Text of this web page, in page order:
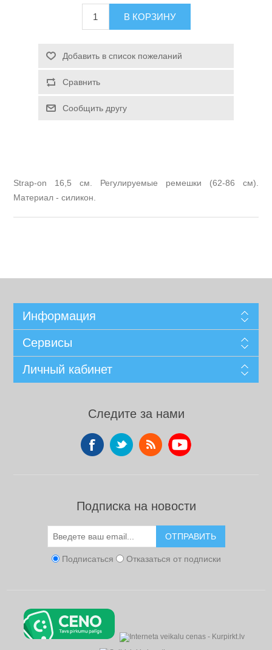
В КОРЗИНУ
Добавить в список пожеланий
Сравнить
Сообщить другу
Strap-on 16,5 см. Регулируемые ремешки (62-86 см).
Материал - силикон.
Информация
Сервисы
Личный кабинет
Следите за нами
Подписка на новости
ОТПРАВИТЬ
Подписаться Отказаться от подписки